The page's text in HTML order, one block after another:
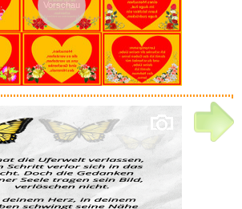
HS N�8 - la Bataille...
Vorschau